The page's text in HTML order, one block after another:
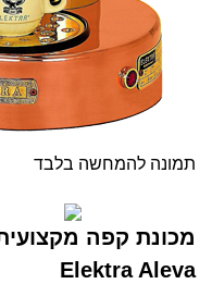
תמונה להמחשה בלבד
מכונת קפה
Elektra Aleva